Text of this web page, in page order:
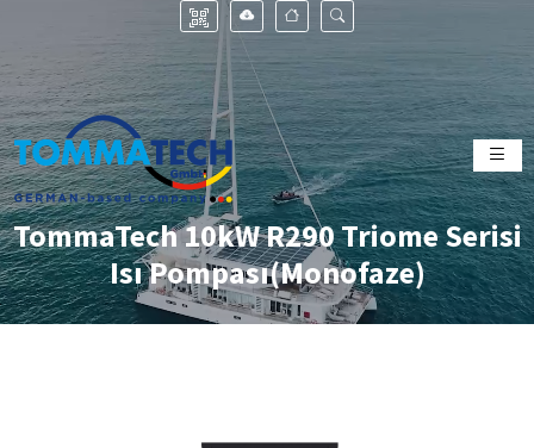
TommaTech 10kW R290 Triome Serisi
Isı Pompası(Monofaze)